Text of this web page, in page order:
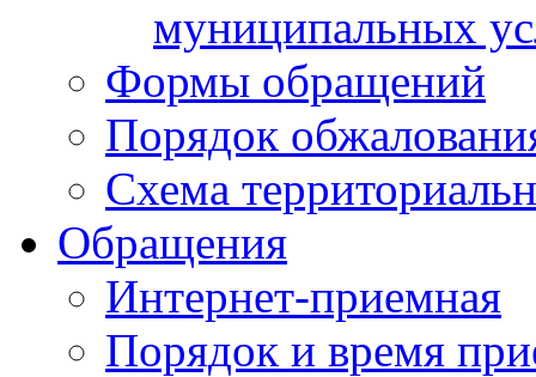
муниципальных
Формы обращений
Порядок
Схема
Обращения
Интернет-приемная
Порядок и время